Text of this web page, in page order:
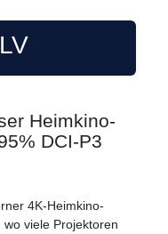
Heimkino-
DCI-P3
4K-Heimkino-
viele Projektoren